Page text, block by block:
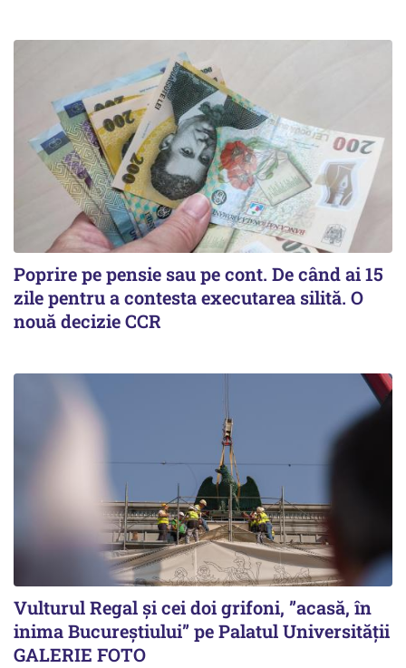
Poprire pe pensie sau pe cont. De când ai 15
zile pentru a contesta executarea silită. O
nouă decizie CCR
Vulturul Regal și cei doi grifoni, ”acasă, în
inima Bucureștiului” pe Palatul Universității
GALERIE FOTO